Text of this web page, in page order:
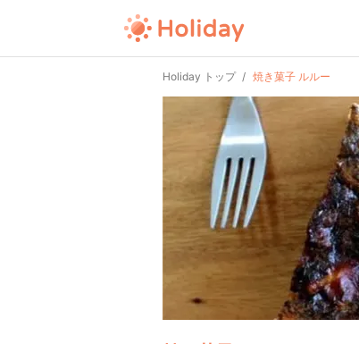
Holiday トップ 焼き菓子 ルルー